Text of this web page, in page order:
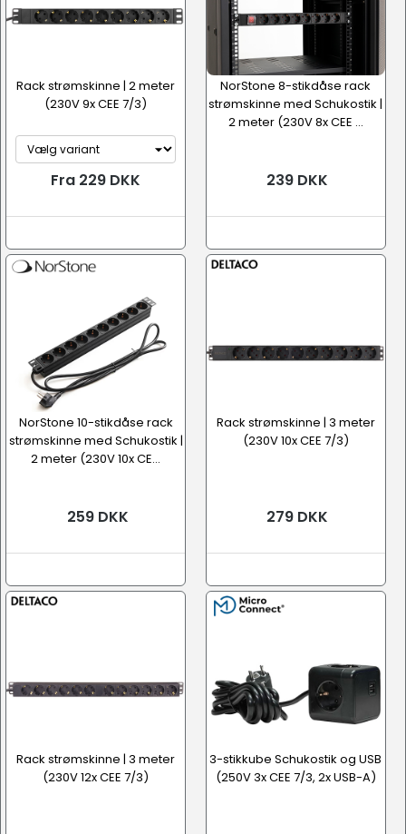
Rack strømskinne | 2 meter
(230V 9x CEE 7/3)
Fra 229 DKK
NorStone 8-stikdåse rack
strømskinne med Schukostik |
2 meter (230V 8x CEE ...
239 DKK
NorStone 10-stikdåse rack
strømskinne med Schukostik |
2 meter (230V 10x CE...
259 DKK
Rack strømskinne | 3 meter
(230V 10x CEE 7/3)
279 DKK
Rack strømskinne | 3 meter
(230V 12x CEE 7/3)
3-stikkube Schukostik og USB
(250V 3x CEE 7/3, 2x USB-A)